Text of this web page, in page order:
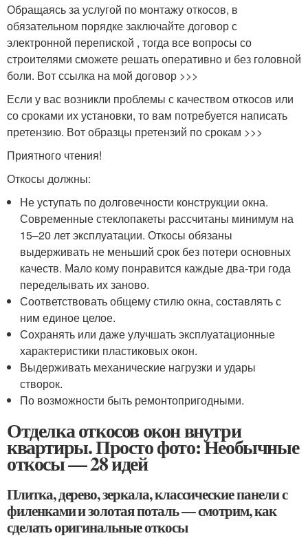
Обращаясь за услугой по монтажу откосов, в
обязательном порядке заключайте договор с
электронной перепиской , тогда все вопросы со
строителями сможете решать оперативно и без головной
боли. Вот ссылка на мой договор >>>
Если у вас возникли проблемы с качеством откосов или
со сроками их установки, то вам потребуется написать
претензию. Вот образцы претензий по срокам >>>
Приятного чтения!
Откосы должны:
Не уступать по долговечности конструкции окна.
Современные стеклопакеты рассчитаны минимум на
15–20 лет эксплуатации. Откосы обязаны
выдерживать не меньший срок без потери основных
качеств. Мало кому понравится каждые два-три года
переделывать их заново.
Соответствовать общему стилю окна, составлять с
ним единое целое.
Сохранять или даже улучшать эксплуатационные
характеристики пластиковых окон.
Выдерживать механические нагрузки и удары
створок.
По возможности быть ремонтопригодными.
Отделка откосов окон внутри
квартиры. Просто фото: Необычные
откосы — 28 идей
Плитка, дерево, зеркала, классические панели с
филенками и золотая поталь — смотрим, как
сделать оригинальные откосы